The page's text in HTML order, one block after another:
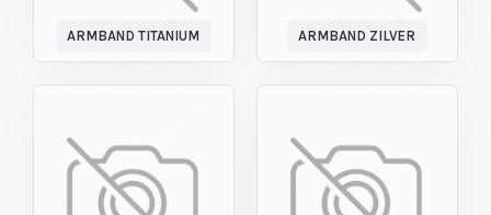
ARMBAND TITANIUM ARMBAND ZILVER